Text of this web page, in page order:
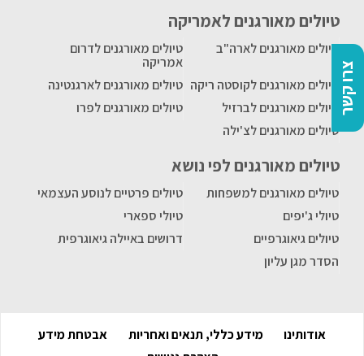
צרו קשר
טיולים מאורגנים לאמריקה
טיולים מאורגנים לארה"ב
טיולים מאורגנים לדרום
אמריקה
טיולים מאורגנים לקוסטה ריקה טיולים מאורגנים לארגנטינה
טיולים מאורגנים לברזיל
טיולים מאורגנים לפרו
טיולים מאורגנים לצ'ילה
טיולים מאורגנים לפי נושא
טיולים מאורגנים למשפחות
טיולים פרטיים לנוסע העצמאי
טיולי ג'יפים
טיולי ספארי
טיולים גיאוגרפיים
דרושים באיילה גיאוגרפית
הסדר מגן עליון
אודותינו מידע כללי, תנאים ואחריות
אבטחת מידע